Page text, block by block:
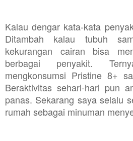
Kalau dengar kata-kata
Ditambah kalau tubuh
kekurangan cairan bisa
berbagai penyakit.
mengkonsumsi Pristine 8+
Beraktivitas sehari-hari pun
panas. Sekarang saya selalu
rumah sebagai minuman